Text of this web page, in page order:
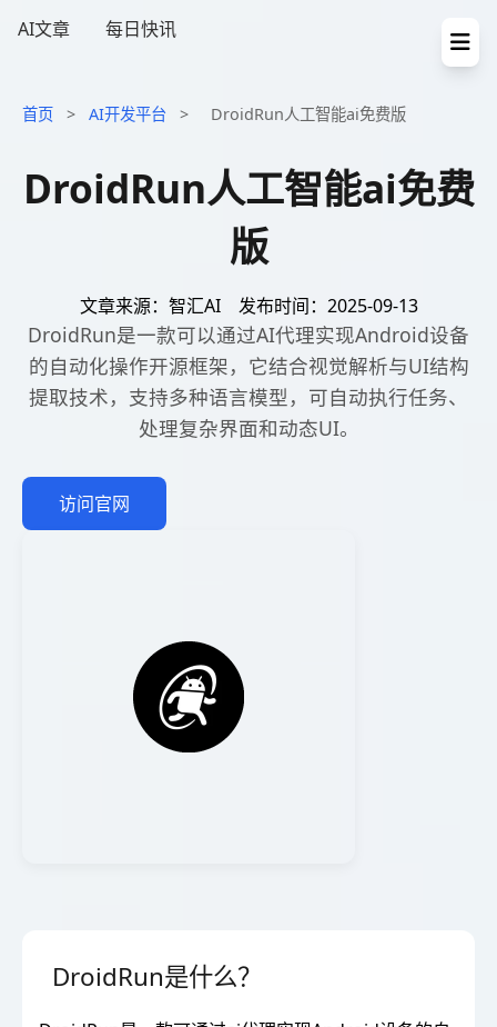
AI文章 每日快讯
首页 > AI开发平台 > DroidRun人工智能ai免费版
DroidRun人工智能ai免费
版
文章来源：智汇AI 发布时间：2025-09-13
DroidRun是一款可以通过AI代理实现Android设备
的自动化操作开源框架，它结合视觉解析与UI结构
提取技术，支持多种语言模型，可自动执行任务、
处理复杂界面和动态UI。
访问官网
DroidRun是什么？